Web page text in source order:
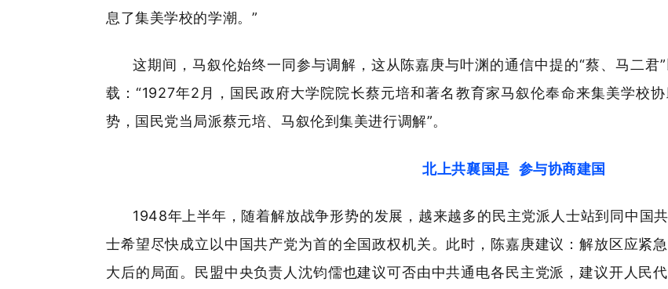
息了集美学校的学潮。”
这期间，马叙伦始终一同参与调解，这从陈嘉庚与叶渊的通信中提的“蔡、马二
载：“1927年2月，国民政府大学院院长蔡元培和著名教育家马叙伦奉命来集美学校
势，国民党当局派蔡元培、马叙伦到集美进行调解”。
北上共襄国是 参与协商建国
1948年上半年，随着解放战争形势的发展，越来越多的民主党派人士站到同中国
士希望尽快成立以中国共产党为首的全国政权机关。此时，陈嘉庚建议：解放区应紧
大后的局面。民盟中央负责人沈钧儒也建议可否由中共通电各民主党派，建议开人民